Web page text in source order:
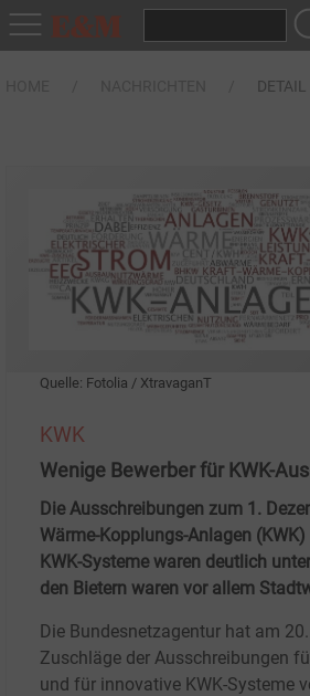
DETAIL
Quelle: Fotolia / XtravaganT
KWK
Wenige Bewerber für KWK-
Die Ausschreibungen zum 1.
Wärme-Kopplungs-Anlagen
KWK-Systeme waren deutlich
den Bietern waren vor allem
Die Bundesnetzagentur hat am
Zuschläge der Ausschreibungen
und für innovative KWK-Systeme